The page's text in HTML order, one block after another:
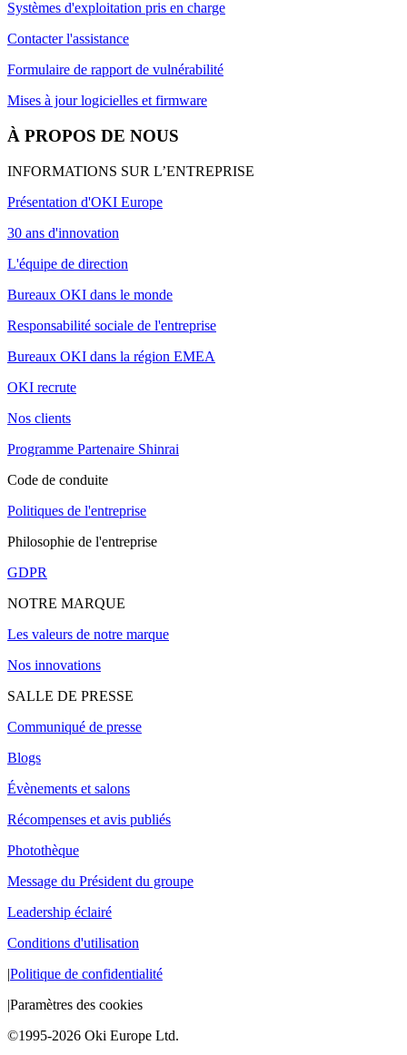
Systèmes d'exploitation pris en charge
Contacter l'assistance
Formulaire de rapport de vulnérabilité
Mises à jour logicielles et firmware
À PROPOS DE NOUS
INFORMATIONS SUR L’ENTREPRISE
Présentation d'OKI Europe
30 ans d'innovation
L'équipe de direction
Bureaux OKI dans le monde
Responsabilité sociale de l'entreprise
Bureaux OKI dans la région EMEA
OKI recrute
Nos clients
Programme Partenaire Shinrai
Code de conduite
Politiques de l'entreprise
Philosophie de l'entreprise
GDPR
NOTRE MARQUE
Les valeurs de notre marque
Nos innovations
SALLE DE PRESSE
Communiqué de presse
Blogs
Évènements et salons
Récompenses et avis publiés
Photothèque
Message du Président du groupe
Leadership éclairé
Conditions d'utilisation
|Politique de confidentialité
|Paramètres des cookies
©1995-2026 Oki Europe Ltd.